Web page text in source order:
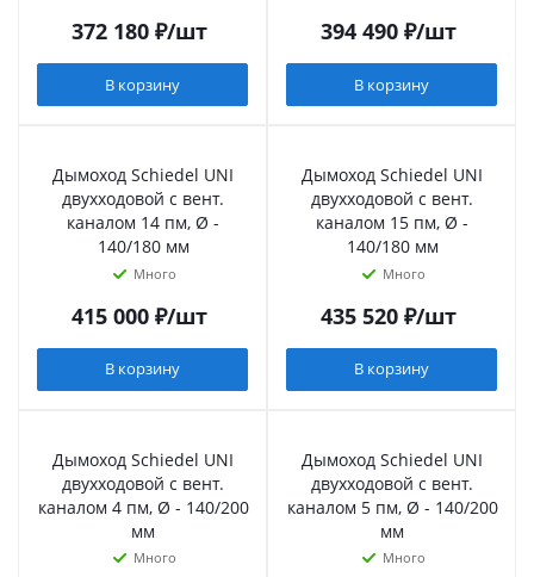
372 180₽/шт
В корзину
394 490₽/шт
В корзину
Дымоход Schiedel UNI
двухходовой с вент.
каналом 14 пм, Ø -
140/180 мм
Много
415 000₽/шт
В корзину
Дымоход Schiedel UNI
двухходовой с вент.
каналом 15 пм, Ø -
140/180 мм
Много
435 520₽/шт
В корзину
Дымоход Schiedel UNI
двухходовой с вент.
каналом 4 пм, Ø - 140/200
мм
Много
Дымоход Schiedel UNI
двухходовой с вент.
каналом 5 пм, Ø - 140/200
мм
Много